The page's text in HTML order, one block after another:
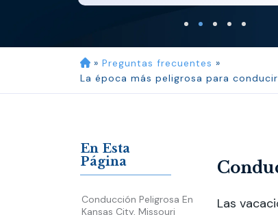
» Preguntas frecuentes »
La época más peligrosa para
En Esta
Página
Conducción Peligrosa En
Kansas City, Missouri
Las